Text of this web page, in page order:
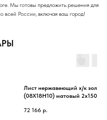
Мы готовы предложить решения для
всей России, включая ваш город!
Лист нержавеющий х/к
(08Х18Н10) матовый
72 166 р.